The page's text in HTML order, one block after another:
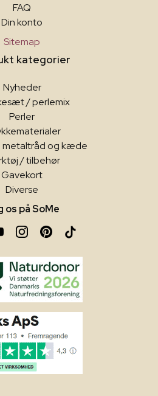
FAQ
Din konto
Sitemap
kategorier
Nyheder
/ perlemix
Perler
metaltråd og kæde
/ tilbehør
Gavekort
Diverse
os på SoMe